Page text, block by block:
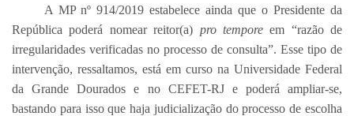
A MP nº 914/2019 estabelece ainda que o Presidente da
República poderá nomear reitor(a) pro temporeem “razão de
irregularidades verificadas no processo de consulta”. Esse tipo de
intervenção, ressaltamos, está em curso na Universidade Federal
da Grande Dourados e no CEFET-RJ e poderá ampliar-se,
bastando para isso que haja judicialização do processo de escolha